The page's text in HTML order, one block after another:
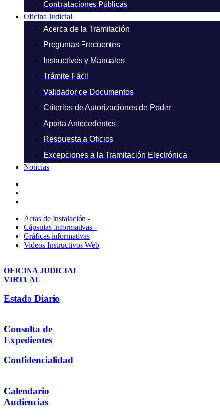
Contrataciones Públicas
Oficina Judicial
Acerca de la Tramitación
Preguntas Frecuentes
Instructivos y Manuales
Trámite Fácil
Validador de Documentos
Criterios de Autorizaciones de Poder
Aporta Antecedentes
Respuesta a Oficios
Excepciones a la Tramitación Electrónica
Noticias
Actas de Instalación -
Cápsulas Informativas -
Gráficas informativas
Videos Instructivos Web
OFICINA JUDICIAL
VIRTUAL
Estado Diario
Consulta de
Expedientes
Confidencialidad
Calendario
Audiencias